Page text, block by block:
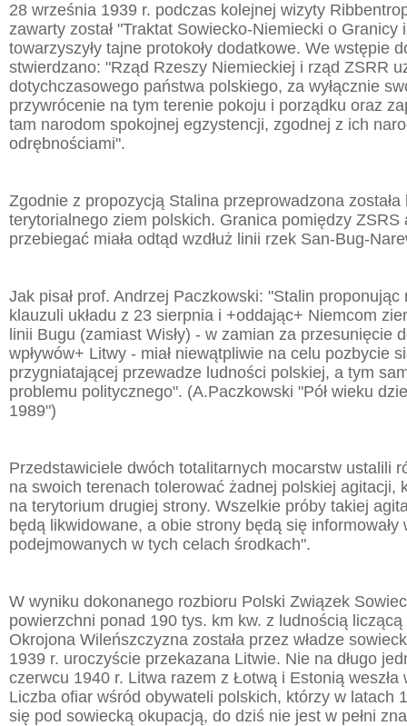
28 września 1939 r. podczas kolejnej wizyty
zawarty został "Traktat Sowiecko-Niemiecki o Granicy
towarzyszyły tajne protokoły dodatkowe. We wstępie
stwierdzano: "Rząd Rzeszy Niemieckiej i rząd ZSRR
dotychczasowego państwa polskiego, za wyłącznie
przywrócenie na tym terenie pokoju i porządku oraz
tam narodom spokojnej egzystencji, zgodnej z ich
odrębnościami".
Zgodnie z propozycją Stalina przeprowadzona została
terytorialnego ziem polskich. Granica pomiędzy ZSRS
przebiegać miała odtąd wzdłuż linii rzek San-Bug-
Jak pisał prof. Andrzej Paczkowski: "Stalin
klauzuli układu z 23 sierpnia i +oddając+ Niemcom
linii Bugu (zamiast Wisły) - w zamian za przesunięcie
wpływów+ Litwy - miał niewątpliwie na celu pozbycie
przygniatającej przewadze ludności polskiej, a tym
problemu politycznego". (A.Paczkowski "Pół wieku
1989")
Przedstawiciele dwóch totalitarnych mocarstw ustalili
na swoich terenach tolerować żadnej polskiej agitacji,
na terytorium drugiej strony. Wszelkie próby takiej
będą likwidowane, a obie strony będą się informowały
podejmowanych w tych celach środkach".
W wyniku dokonanego rozbioru Polski Związek
powierzchni ponad 190 tys. km kw. z ludnością
Okrojona Wileńszczyzna została przez władze
1939 r. uroczyście przekazana Litwie. Nie na długo
czerwcu 1940 r. Litwa razem z Łotwą i Estonią weszła
Liczba ofiar wśród obywateli polskich, którzy w latach
się pod sowiecką okupacją, do dziś nie jest w pełni